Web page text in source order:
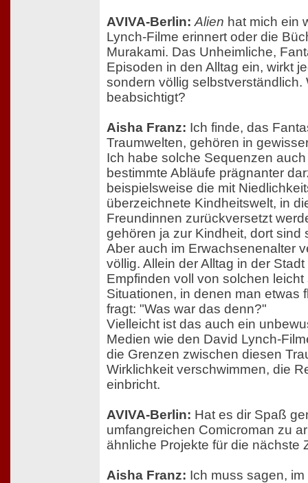
AVIVA-Berlin: Alien hat mich ein
Lynch-Filme erinnert oder die
Murakami. Das Unheimliche,
Episoden in den Alltag ein, wirkt
sondern völlig selbstverständlich.
beabsichtigt?
Aisha Franz: Ich finde, das
Traumwelten, gehören in
Ich habe solche Sequenzen
bestimmte Abläufe prägnanter
beispielsweise die mit
überzeichnete Kindheitswelt, in
Freundinnen zurückversetzt
gehören ja zur Kindheit, dort sind
Aber auch im Erwachsenenalter
völlig. Allein der Alltag in der
Empfinden voll von solchen leicht
Situationen, in denen man etwas
fragt: "Was war das denn?"
Vielleicht ist das auch ein
Medien wie den David Lynch-
die Grenzen zwischen diesen
Wirklichkeit verschwimmen, die
einbricht.
AVIVA-Berlin: Hat es dir Spaß
umfangreichen Comicroman zu
ähnliche Projekte für die nächste
Aisha Franz: Ich muss sagen,